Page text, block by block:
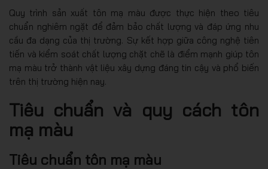
Quy trình sản xuất tôn mạ màu được thực hiện theo tiêu
chuẩn nghiêm ngặt để đảm bảo chất lượng và đáp ứng nhu
cầu đa dạng của thị trường. Sự kết hợp giữa công nghệ tiên
tiến và kiểm soát chất lượng chặt chẽ là điểm mạnh giúp tôn
mạ màu trở thành vật liệu xây dựng đáng tin cậy và phổ biến
trên thị trường hiện nay.
Tiêu chuẩn và quy cách tôn
mạ màu
Tiêu chuẩn tôn mạ màu